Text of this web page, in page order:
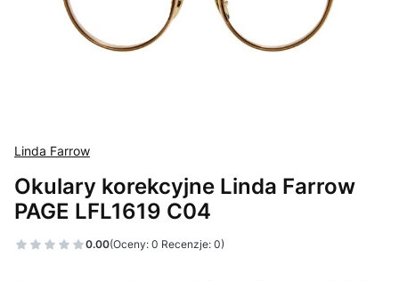
Linda Farrow
Okulary korekcyjne Linda Farrow
PAGE LFL1619 C04
0.00(Oceny: 0 Recenzje: 0)